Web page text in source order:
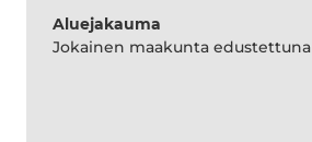
Aluejakauma
Jokainen maakunta edustettuna